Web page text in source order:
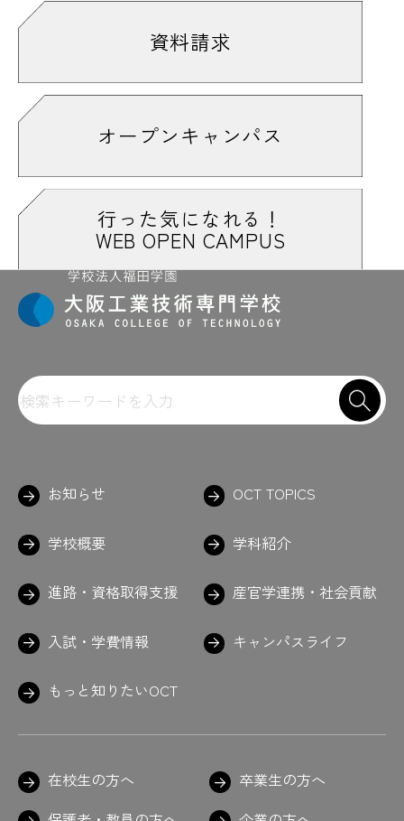
資料請求
オープンキャンパス
行った気になれる！
WEB OPEN CAMPUS
お知らせ OCT TOPICS
学校概要 学科紹介
進路・資格取得支援
入試・学費情報 キャンパスライフ
産官学連携・社会貢献
もっと知りたいOCT
在校生の方へ
卒業生の方へ